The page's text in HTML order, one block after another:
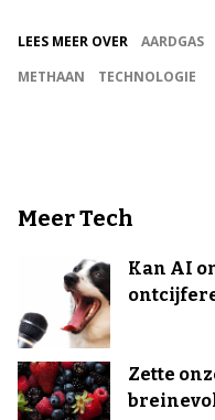
LEES MEER OVER AARDGAS
METHAAN
TECHNOLOGIE
Meer Tech
Kan AI
Zette